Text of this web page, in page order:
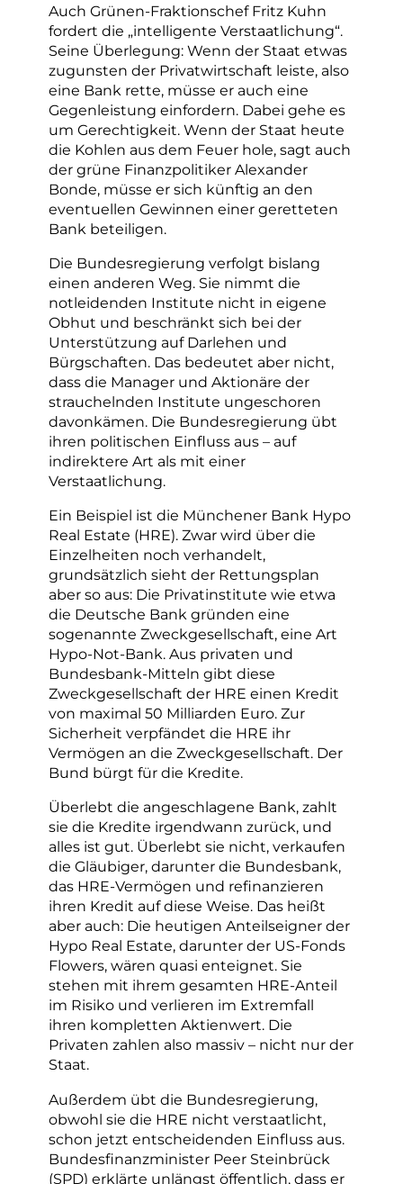
Auch Grünen-Fraktionschef Fritz Kuhn
fordert die „intelligente Verstaatlichung“.
Seine Überlegung: Wenn der Staat etwas
zugunsten der Privatwirtschaft leiste, also
eine Bank rette, müsse er auch eine
Gegenleistung einfordern. Dabei gehe es
um Gerechtigkeit. Wenn der Staat heute
die Kohlen aus dem Feuer hole, sagt auch
der grüne Finanzpolitiker Alexander
Bonde, müsse er sich künftig an den
eventuellen Gewinnen einer geretteten
Bank beteiligen.
Die Bundesregierung verfolgt bislang
einen anderen Weg. Sie nimmt die
notleidenden Institute nicht in eigene
Obhut und beschränkt sich bei der
Unterstützung auf Darlehen und
Bürgschaften. Das bedeutet aber nicht,
dass die Manager und Aktionäre der
strauchelnden Institute ungeschoren
davonkämen. Die Bundesregierung übt
ihren politischen Einfluss aus – auf
indirektere Art als mit einer
Verstaatlichung.
Ein Beispiel ist die Münchener Bank Hypo
Real Estate (HRE). Zwar wird über die
Einzelheiten noch verhandelt,
grundsätzlich sieht der Rettungsplan
aber so aus: Die Privatinstitute wie etwa
die Deutsche Bank gründen eine
sogenannte Zweckgesellschaft, eine Art
Hypo-Not-Bank. Aus privaten und
Bundesbank-Mitteln gibt diese
Zweckgesellschaft der HRE einen Kredit
von maximal 50 Milliarden Euro. Zur
Sicherheit verpfändet die HRE ihr
Vermögen an die Zweckgesellschaft. Der
Bund bürgt für die Kredite.
Überlebt die angeschlagene Bank, zahlt
sie die Kredite irgendwann zurück, und
alles ist gut. Überlebt sie nicht, verkaufen
die Gläubiger, darunter die Bundesbank,
das HRE-Vermögen und refinanzieren
ihren Kredit auf diese Weise. Das heißt
aber auch: Die heutigen Anteilseigner der
Hypo Real Estate, darunter der US-Fonds
Flowers, wären quasi enteignet. Sie
stehen mit ihrem gesamten HRE-Anteil
im Risiko und verlieren im Extremfall
ihren kompletten Aktienwert. Die
Privaten zahlen also massiv – nicht nur der
Staat.
Außerdem übt die Bundesregierung,
obwohl sie die HRE nicht verstaatlicht,
schon jetzt entscheidenden Einfluss aus.
Bundesfinanzminister Peer Steinbrück
(SPD) erklärte unlängst öffentlich, dass er